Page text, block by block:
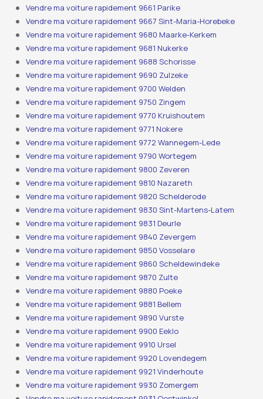
Vendre ma voiture rapidement 9661 Parike
Vendre ma voiture rapidement 9667 Sint-Maria-Horebeke
Vendre ma voiture rapidement 9680 Maarke-Kerkem
Vendre ma voiture rapidement 9681 Nukerke
Vendre ma voiture rapidement 9688 Schorisse
Vendre ma voiture rapidement 9690 Zulzeke
Vendre ma voiture rapidement 9700 Welden
Vendre ma voiture rapidement 9750 Zingem
Vendre ma voiture rapidement 9770 Kruishoutem
Vendre ma voiture rapidement 9771 Nokere
Vendre ma voiture rapidement 9772 Wannegem-Lede
Vendre ma voiture rapidement 9790 Wortegem
Vendre ma voiture rapidement 9800 Zeveren
Vendre ma voiture rapidement 9810 Nazareth
Vendre ma voiture rapidement 9820 Schelderode
Vendre ma voiture rapidement 9830 Sint-Martens-Latem
Vendre ma voiture rapidement 9831 Deurle
Vendre ma voiture rapidement 9840 Zevergem
Vendre ma voiture rapidement 9850 Vosselare
Vendre ma voiture rapidement 9860 Scheldewindeke
Vendre ma voiture rapidement 9870 Zulte
Vendre ma voiture rapidement 9880 Poeke
Vendre ma voiture rapidement 9881 Bellem
Vendre ma voiture rapidement 9890 Vurste
Vendre ma voiture rapidement 9900 Eeklo
Vendre ma voiture rapidement 9910 Ursel
Vendre ma voiture rapidement 9920 Lovendegem
Vendre ma voiture rapidement 9921 Vinderhoute
Vendre ma voiture rapidement 9930 Zomergem